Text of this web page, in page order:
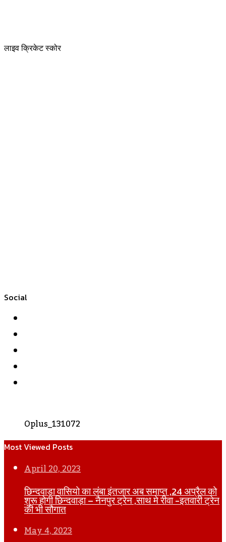
लाइव क्रिकेट स्कोर
Social
Oplus_131072
Most Viewed Posts
April 20, 2023
छिन्दवाड़ा वासियो का लंबा इंतजार अब समाप्त ,24 अप्रैल को
शुरू होगी छिन्दवाड़ा – नैनपुर ट्रेन ,साथ मे रीवा -इतवारी ट्रेन
की भी सौगात
May 4, 2023